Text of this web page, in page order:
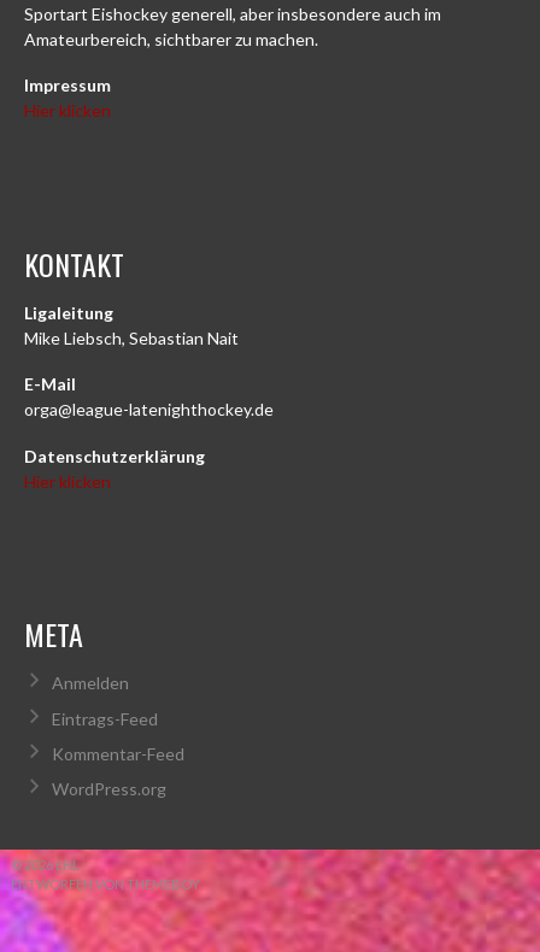
Sportart Eishockey generell, aber insbesondere auch im
Amateurbereich, sichtbarer zu machen.
Impressum
Hier klicken
KONTAKT
Ligaleitung
Mike Liebsch, Sebastian Nait
E-Mail
orga@league-latenighthockey.de
Datenschutzerklärung
Hier klicken
META
Anmelden
Eintrags-Feed
Kommentar-Feed
WordPress.org
© 2026 LHL
ENTWORFEN VON THEMEBOY